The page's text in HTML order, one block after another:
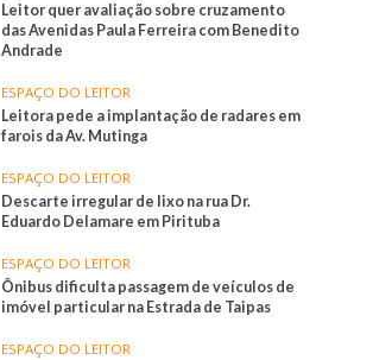
Leitor quer avaliação sobre cruzamento
das Avenidas Paula Ferreira com Benedito
Andrade
ESPAÇO DO LEITOR
Leitora pede a implantação de radares em
farois da Av. Mutinga
ESPAÇO DO LEITOR
Descarte irregular de lixo na rua Dr.
Eduardo Delamare em Pirituba
ESPAÇO DO LEITOR
Ônibus dificulta passagem de veículos de
imóvel particular na Estrada de Taipas
ESPAÇO DO LEITOR